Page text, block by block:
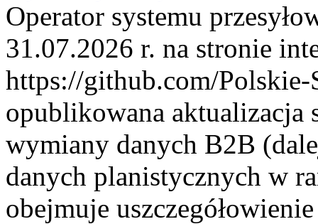
Operator systemu
31.07.2026 r. na stronie
https://github.com/Polskie-
opublikowana aktualizacja
wymiany danych B2B
danych planistycznych w
obejmuje